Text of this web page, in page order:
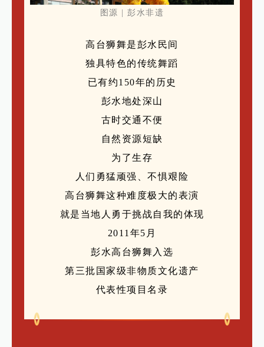
图源 | 彭水非遗
高台狮舞是彭水民间
独具特色的传统舞蹈
已有约150年的历史
彭水地处深山
古时交通不便
自然资源短缺
为了生存
人们勇猛顽强、不惧艰险
高台狮舞这种难度极大的表演
就是当地人勇于挑战自我的体现
2011年5月
彭水高台狮舞入选
第三批国家级非物质文化遗产
代表性项目名录